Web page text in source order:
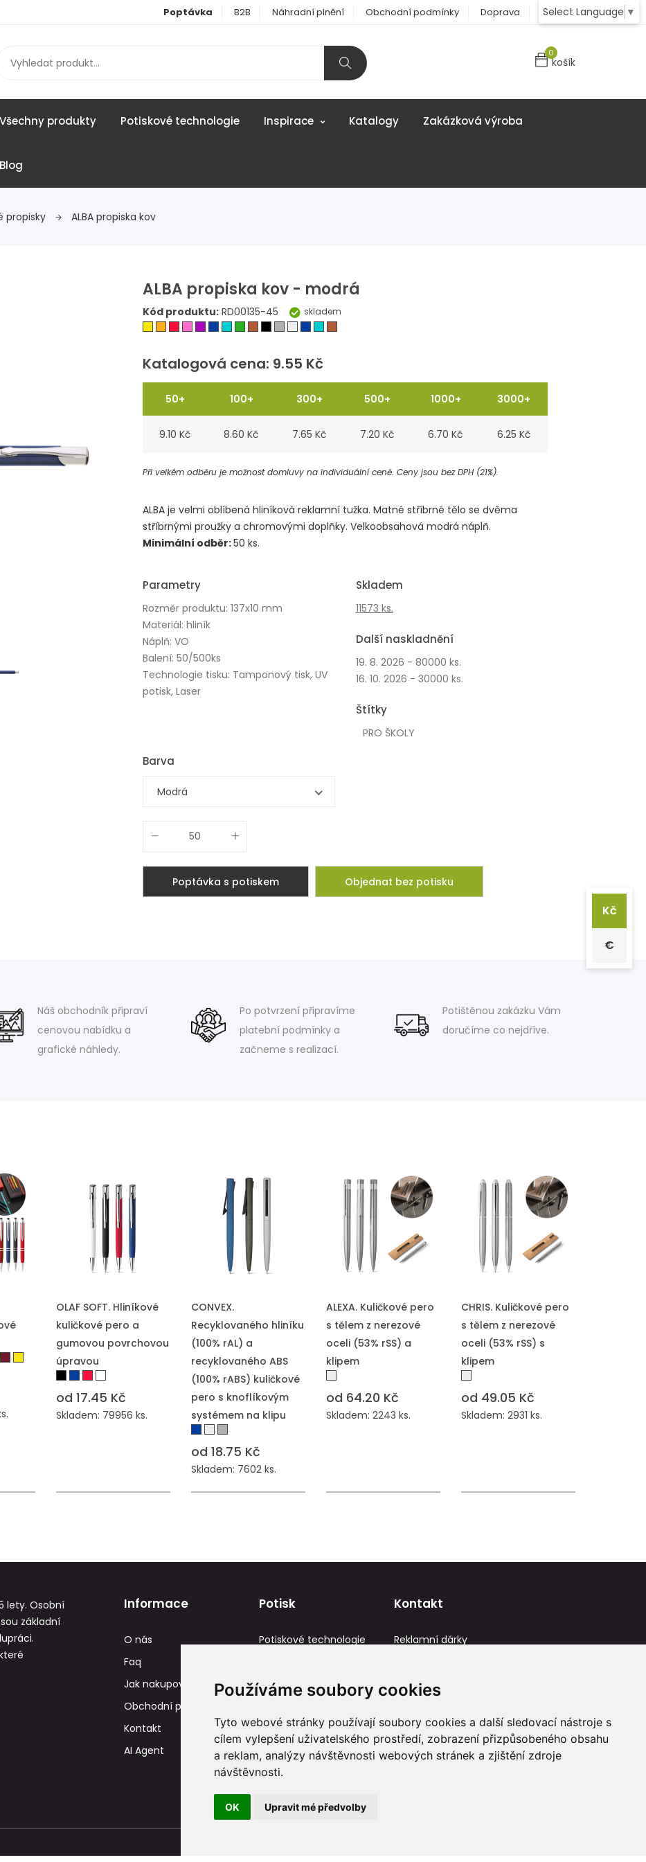
Používáme soubory cookies
Tyto webové stránky používají soubory cookies a další sledovací nástroje s
cílem vylepšení uživatelského prostředí, zobrazení přizpůsobeného obsahu
a reklam, analýzy návštěvnosti webových stránek a zjištění zdroje
návštěvnosti.
OK Upravit mé předvolby
Select Language ▼
Poptávka B2B Náhradní plnění Obchodní podmínky Doprava Kontakt
0
košík
Všechny produkty Potiskové technologie Inspirace Katalogy Zakázková výroba
Blog
propisky ALBA propiska kov
ALBA propiska kov - modrá
Kód produktu: RD00135-45 skladem
Katalogová cena: 9.55 Kč
50+ 100+ 300+ 500+ 1000+ 3000+
9.10 Kč 8.60 Kč 7.65 Kč 7.20 Kč 6.70 Kč 6.25 Kč
Při velkém odběru je možnost domluvy na individuální ceně. Ceny jsou bez DPH (21%).
ALBA je velmi oblíbená hliníková reklamní tužka. Matné stříbrné tělo se dvěma
stříbrnými proužky a chromovými doplňky. Velkoobsahová modrá náplň.
Minimální odběr:50 ks.
Parametry
Rozměr produktu: 137x10 mm
Materiál: hliník
Náplň: VO
Balení: 50/500ks
Technologie tisku: Tamponový tisk, UV
potisk, Laser
Skladem
11573 ks.
Další naskladnění
19. 8. 2026 - 80000 ks.
16. 10. 2026 - 30000 ks.
Štítky
PRO ŠKOLY
Barva
Modrá
Poptávka s potiskem Objednat bez potisku
Náš obchodník připraví
cenovou nabídku a
grafické náhledy.
Po potvrzení připravíme
platební podmínky a
začneme s realizací.
Potištěnou zakázku Vám
doručíme co nejdříve.
PŘIDAT DO POPTÁVKY
OLAF SOFT. Hliníkové
kuličkové pero a
gumovou povrchovou
úpravou
od 17.45 Kč
Skladem: 79956 ks.
CONVEX.
Recyklovaného hliníku
(100% rAL) a
recyklovaného ABS
(100% rABS) kuličkové
pero s knoflíkovým
systémem na klipu
od 18.75 Kč
Skladem: 7602 ks.
PŘIDAT DO POPTÁVKY
ALEXA. Kuličkové pero
s tělem z nerezové
oceli (53% rSS) a
klipem
od 64.20 Kč
Skladem: 2243 ks.
PŘIDAT DO POPTÁVKY
CHRIS. Kuličkové pero
s tělem z nerezové
oceli (53% rSS) s
klipem
od 49.05 Kč
Skladem: 2931 ks.
lety. Osobní
základní
Informace
O nás
Faq
Jak nakupovat
Obchodní podmínky
Kontakt
AI Agent
Potisk
Potiskové technologie
Tisková data
Kontakt
Reklamní dárky
+420 736 787 715
Kč
€